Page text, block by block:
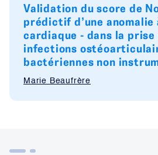
Validation du score de
prédictif d’une anomalie
cardiaque - dans la prise
infections
bactériennes non
Marie Beaufrère